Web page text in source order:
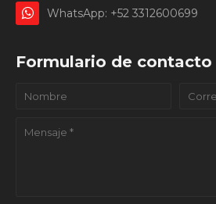
WhatsApp: +52 3312600699
Formulario de contacto